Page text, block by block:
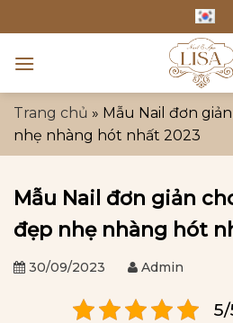
to
content
Trang chủ » Mẫu Nail đơn
nhẹ nhàng hót nhất 2023
Mẫu Nail đơn giản
đẹp nhẹ nhàng hót
30/09/2023 Admin